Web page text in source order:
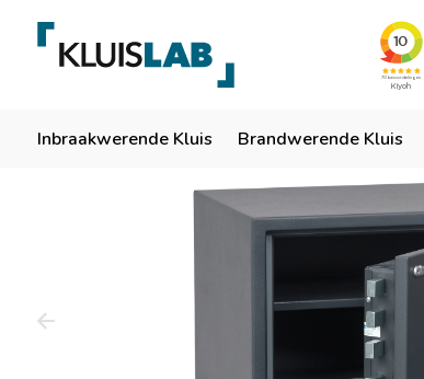
Inbraakwerende Kluis Brandwerende Kluis
Ruim 50 jaar ervaring